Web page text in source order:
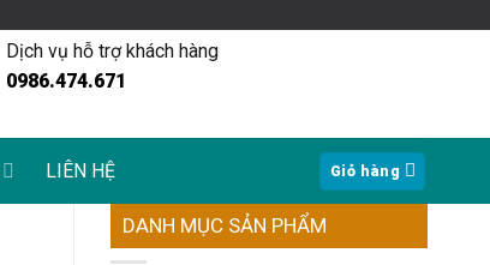
Dịch vụ hỗ trợ khách hàng
0986.474.671
LIÊN HỆ Giỏ hàng
DANH MỤC SẢN PHẨM